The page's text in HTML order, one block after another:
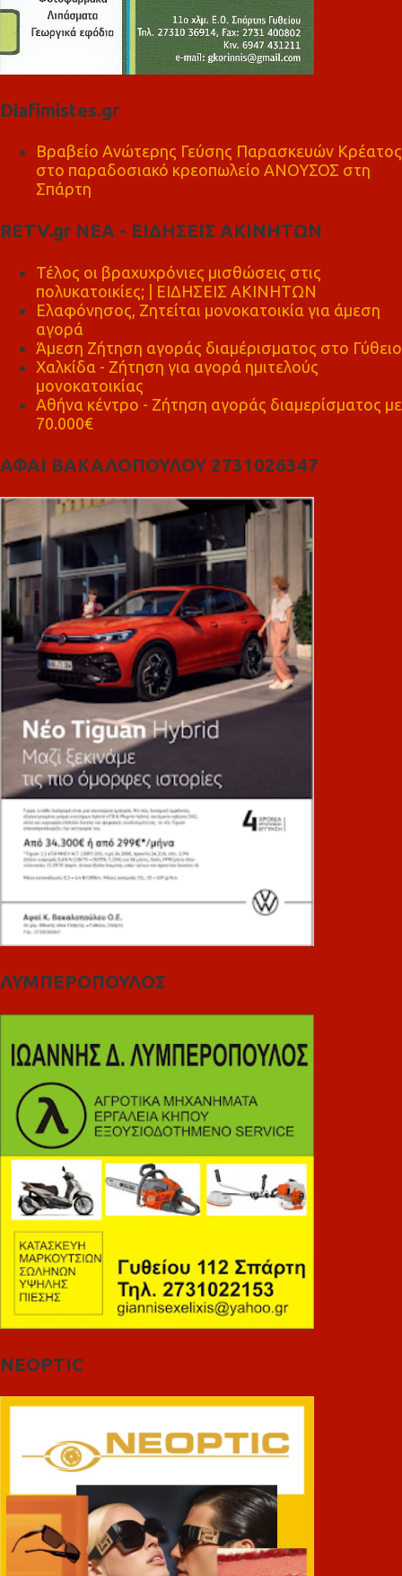
Diafimistes.gr
Βραβείο Ανώτερης Γεύσης Παρασκευών Κρέατος
στο παραδοσιακό κρεοπωλείο ΑΝΟΥΣΟΣ στη
Σπάρτη
RETV.gr ΝΕΑ - ΕΙΔΗΣΕΙΣ ΑΚΙΝΗΤΩΝ
Τέλος οι βραχυχρόνιες μισθώσεις στις
πολυκατοικίες; | ΕΙΔΗΣΕΙΣ ΑΚΙΝΗΤΩΝ
Ελαφόνησος, Ζητείται μονοκατοικία για άμεση
αγορά
Άμεση Ζήτηση αγοράς διαμέρισματος στο Γύθειο
Χαλκίδα - Ζήτηση για αγορά ημιτελούς
μονοκατοικίας
Αθήνα κέντρο - Ζήτηση αγοράς διαμερίσματος με
70.000€
ΑΦΑΙ ΒΑΚΑΛΟΠΟΥΛΟΥ 2731026347
ΛΥΜΠΕΡΟΠΟΥΛΟΣ
NEOPTIC